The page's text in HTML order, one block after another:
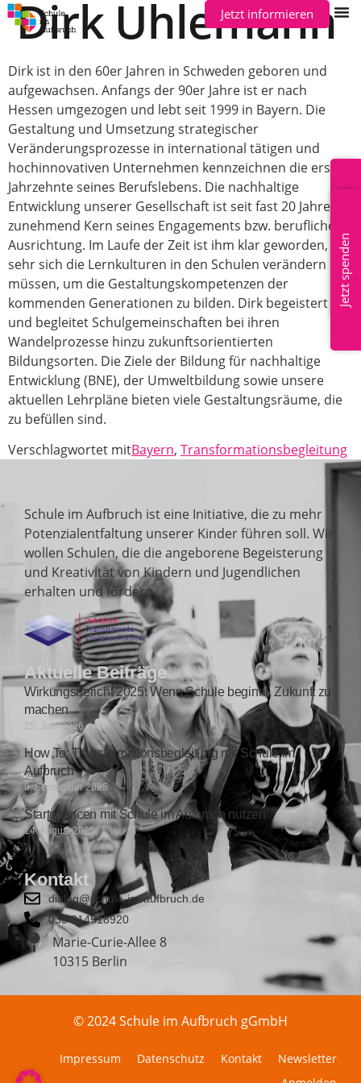
Jetzt informieren
Mitglied werden
Jetzt spenden
Dirk Uhlemann
Dirk ist in den 60er Jahren in Schweden geboren und
aufgewachsen. Anfangs der 90er Jahre ist er nach
Hessen umgezogen und lebt seit 1999 in Bayern. Die
Gestaltung und Umsetzung strategischer
Veränderungsprozesse in international tätigen und
hochinnovativen Unternehmen kennzeichnen die ersten
Jahrzehnte seines Berufslebens. Die nachhaltige
Entwicklung unserer Gesellschaft ist seit fast 20 Jahren
zunehmend Kern seines Engagements bzw. beruflicher
Ausrichtung. Im Laufe der Zeit ist ihm klar geworden, wie
sehr sich die Lernkulturen in den Schulen verändern
müssen, um die Gestaltungskompetenzen der
kommenden Generationen zu bilden. Dirk begeistert
und begleitet Schulgemeinschaften bei ihren
Wandelprozesse hinzu zukunftsorientierten
Bildungsorten. Die Ziele der Bildung für nachhaltige
Entwicklung (BNE), der Umweltbildung sowie unsere
aktuellen Lehrpläne bieten viele Gestaltungsräume, die
zu befüllen sind.
Verschlagwortet mitBayern, Transformationsbegleitung
Schule im Aufbruch ist eine Initiative, die zu mehr
Potenzialentfaltung unserer Kinder führen soll. Wir
wollen Schulen, die die angeborene Begeisterung
und Kreativität von Kindern und Jugendlichen
erhalten und fördern.
Aktuelle Beiträge
Wirkungsbericht 2025: Wenn Schule beginnt, Zukunft zu
machen
25. Juni 2026
How To: Transformationsbegleitung mit Schule im
Aufbruch
9. September 2025
Startchancen mit Schule im Aufbruch nutzen
14. August 2025
Kontakt
dialog@schule-im-aufbruch.de
030 814518920
Marie-Curie-Allee 8
10315 Berlin
© 2024 Schule im Aufbruch gGmbH
Impressum Datenschutz Kontakt
Newsletter